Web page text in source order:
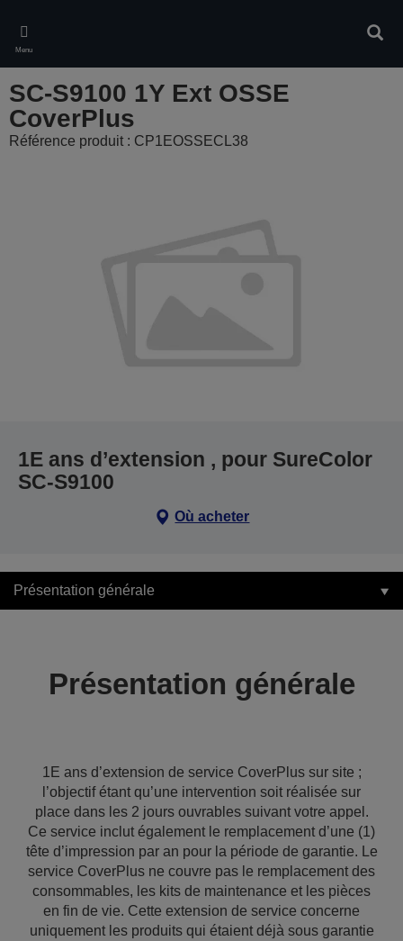
main
content
Menu
SC-S9100 1Y Ext OSSE
CoverPlus
Référence produit : CP1EOSSECL38
1E ans d’extension , pour SureColor
SC-S9100
Où acheter
Présentation générale
Présentation générale
1E ans d’extension de service CoverPlus sur site ;
l’objectif étant qu’une intervention soit réalisée sur
place dans les 2 jours ouvrables suivant votre appel.
Ce service inclut également le remplacement d’une (1)
tête d’impression par an pour la période de garantie. Le
service CoverPlus ne couvre pas le remplacement des
consommables, les kits de maintenance et les pièces
en fin de vie. Cette extension de service concerne
uniquement les produits qui étaient déjà sous garantie